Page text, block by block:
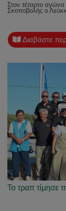
Στον τέταρτο
Σκοποβολής ο
Διαβάστε
Το τραπ τίμησε